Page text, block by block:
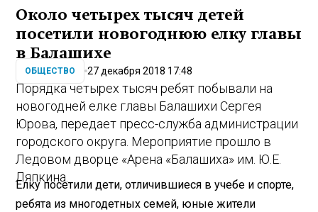
Около четырех тысяч детей
посетили новогоднюю елку главы
в Балашихе
ОБЩЕСТВО 27 декабря 2018 17:48
Порядка четырех тысяч ребят побывали на
новогодней елке главы Балашихи Сергея
Юрова, передает пресс-служба администрации
городского округа. Мероприятие прошло в
Ледовом дворце «Арена «Балашиха» им. Ю.Е.
Ляпкина.
Елку посетили дети, отличившиеся в учебе и спорте,
ребята из многодетных семей, юные жители